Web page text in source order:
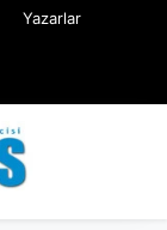
Yazarlar